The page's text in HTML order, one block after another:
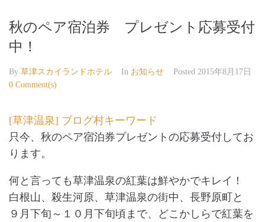
秋のペア宿泊券 プレゼント応募受付
中！
By 草津スカイランドホテル In お知らせ Posted 2015年8月17日
0 Comment(s)
[草津温泉] ブログ村キーワード
只今、秋のペア宿泊券プレゼントの応募受付してお
ります。
何と言っても草津温泉の紅葉は鮮やかでキレイ！
白根山、殺生河原、草津温泉の街中、長野原町と
９月下旬～１０月下旬頃まで、どこかしらで紅葉を